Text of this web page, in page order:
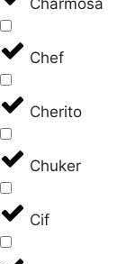
Charmosa
Chef
Cherito
Chuker
Cif